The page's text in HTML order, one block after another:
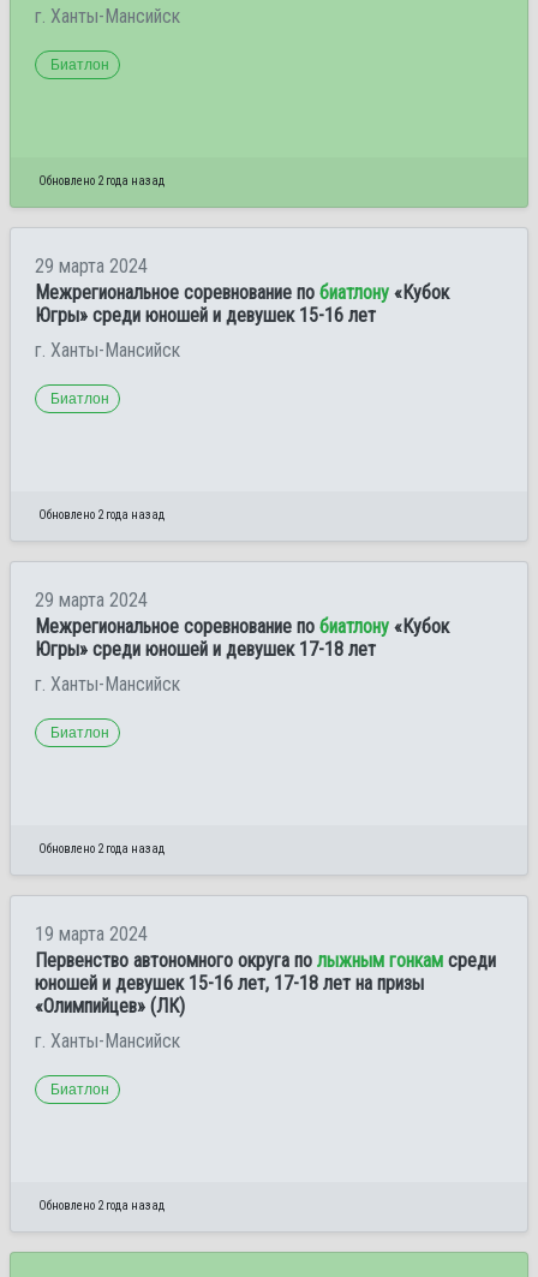
г. Ханты-Мансийск
Биатлон
Обновлено 2 года назад
29 марта 2024
Межрегиональное соревнование по биатлону «Кубок
Югры» среди юношей и девушек 15-16 лет
г. Ханты-Мансийск
Биатлон
Обновлено 2 года назад
29 марта 2024
Межрегиональное соревнование по биатлону «Кубок
Югры» среди юношей и девушек 17-18 лет
г. Ханты-Мансийск
Биатлон
Обновлено 2 года назад
19 марта 2024
Первенство автономного округа по лыжным гонкам среди
юношей и девушек 15-16 лет, 17-18 лет на призы
«Олимпийцев» (ЛК)
г. Ханты-Мансийск
Биатлон
Обновлено 2 года назад